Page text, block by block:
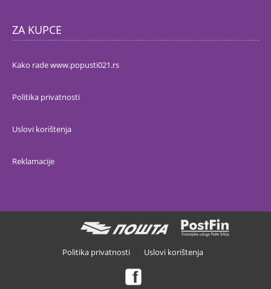
ZA KUPCE
Kako rade www.popusti021.rs
Politika privatnosti
Uslovi korištenja
Reklamacije
Politika privatnosti Uslovi korištenja